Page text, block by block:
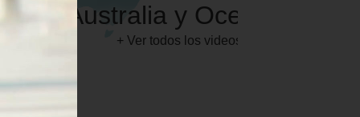
Australia y Oceanía
+ Ver todos los videos